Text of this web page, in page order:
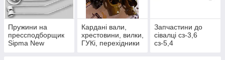
Пружини на
прессподборщик
Sipma New
Кардані вали,
хрестовини, вилки,
ГУКі, перехідники
Запчастини до
сівалці сз-3,6
сз-5,4